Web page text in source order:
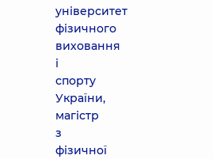
університет
фізичного
виховання
і
спорту
України,
магістр
з
фізичної